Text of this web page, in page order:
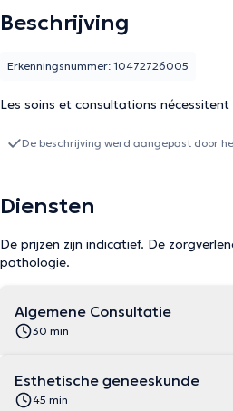
Beschrijving
Les soins et consultations
Erkenningsnummer: 10472726005
De beschrijving werd aangepast door
Diensten
De prijzen zijn indicatief. De
pathologie.
Algemene Consultatie
30 min
Esthetische geneeskunde
45 min